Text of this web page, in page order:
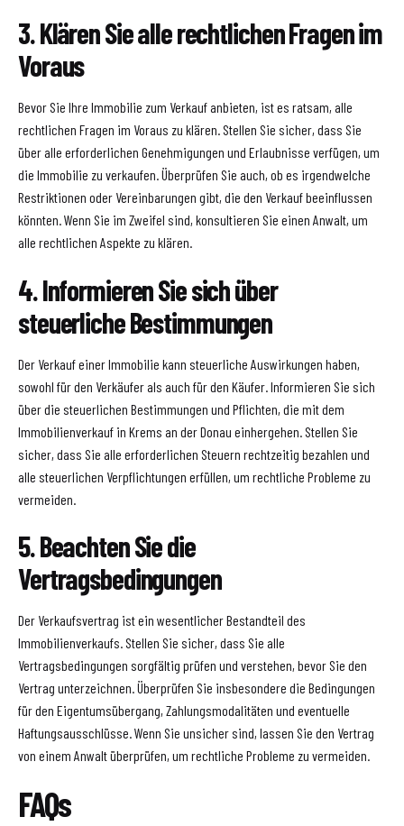
3. Klären Sie alle rechtlichen Fragen im
Voraus
Bevor Sie Ihre Immobilie zum Verkauf anbieten, ist es ratsam, alle
rechtlichen Fragen im Voraus zu klären. Stellen Sie sicher, dass Sie
über alle erforderlichen Genehmigungen und Erlaubnisse verfügen, um
die Immobilie zu verkaufen. Überprüfen Sie auch, ob es irgendwelche
Restriktionen oder Vereinbarungen gibt, die den Verkauf beeinflussen
könnten. Wenn Sie im Zweifel sind, konsultieren Sie einen Anwalt, um
alle rechtlichen Aspekte zu klären.
4. Informieren Sie sich über
steuerliche Bestimmungen
Der Verkauf einer Immobilie kann steuerliche Auswirkungen haben,
sowohl für den Verkäufer als auch für den Käufer. Informieren Sie sich
über die steuerlichen Bestimmungen und Pflichten, die mit dem
Immobilienverkauf in Krems an der Donau einhergehen. Stellen Sie
sicher, dass Sie alle erforderlichen Steuern rechtzeitig bezahlen und
alle steuerlichen Verpflichtungen erfüllen, um rechtliche Probleme zu
vermeiden.
5. Beachten Sie die
Vertragsbedingungen
Der Verkaufsvertrag ist ein wesentlicher Bestandteil des
Immobilienverkaufs. Stellen Sie sicher, dass Sie alle
Vertragsbedingungen sorgfältig prüfen und verstehen, bevor Sie den
Vertrag unterzeichnen. Überprüfen Sie insbesondere die Bedingungen
für den Eigentumsübergang, Zahlungsmodalitäten und eventuelle
Haftungsausschlüsse. Wenn Sie unsicher sind, lassen Sie den Vertrag
von einem Anwalt überprüfen, um rechtliche Probleme zu vermeiden.
FAQs